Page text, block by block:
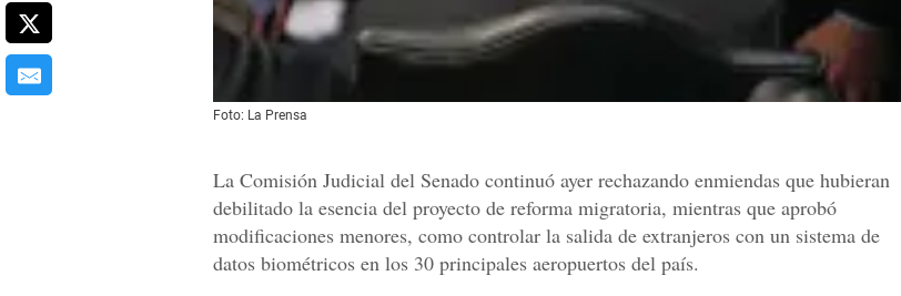
Foto: La Prensa
La Comisión Judicial del Senado continuó ayer rechazando enmiendas que hubieran
debilitado la esencia del proyecto de reforma migratoria, mientras que aprobó
modificaciones menores, como controlar la salida de extranjeros con un sistema de
datos biométricos en los 30 principales aeropuertos del país.